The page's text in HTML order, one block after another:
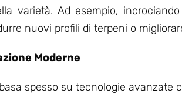
varietà. Ad esempio,
nuovi profili di terpeni o
Moderne
spesso su tecnologie avanzate